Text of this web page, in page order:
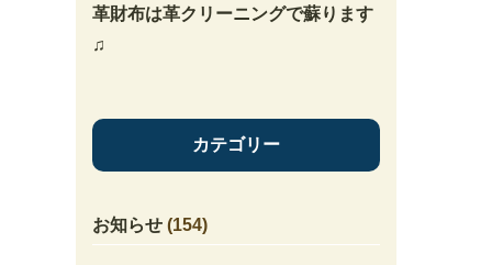
革財布は革クリーニングで蘇ります
♫
カテゴリー
お知らせ(154)